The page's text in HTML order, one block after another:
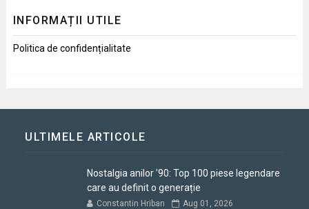
INFORMAȚII UTILE
Politica de confidențialitate
ULTIMELE ARTICOLE
Nostalgia anilor '90: Top 100 piese legendare
care au definit o generație
Constantin Hriban Aug 01, 2026